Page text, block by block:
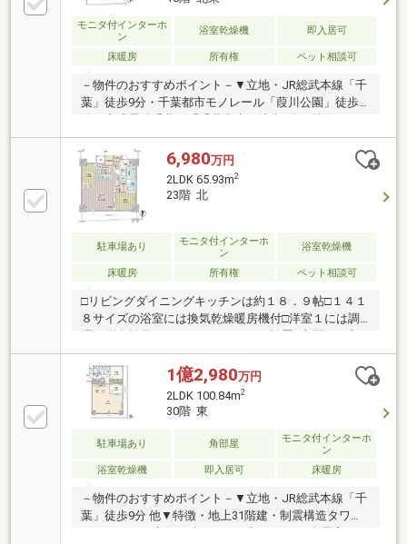
葉中央店・・・マンション内2F〇千葉セントラルパー
ククリニック・・・マンション内2F〇みどりクリニッ
ク 千葉中央・・マンション内3F〇院内小学校・・・徒
歩約13分（約1000m）〇椿森中学校・・・徒歩約20分
（約1600m）
モニタ付インターホ
ン
浴室乾燥機 即入居可
床暖房 所有権 ペット相談可
－物件のおすすめポイント－▼立地・JR総武本線「千
葉」徒歩9分・千葉都市モノレール「葭川公園」徒歩2
分・京成電鉄千葉線「千葉中央」徒歩5分▼特徴・
2023年11月築・ディスポーザー付の対面式キッチン・
約4.6帖のサービススペース有・SIC等、室内随所に収
納を設置・ペット飼育可(規約有)▼設備・床暖房
(LD)・浴室乾燥機・オートロック▼周辺環境・西友千
葉中央店 徒歩1分(約10m)・セブンイレブン千葉中央公
園店 徒歩1分(約40m)■ ご希望の住まい探しをお手伝い
します ━━━━━・・・物件の詳細・ご相談はお気軽
にお問い合わせください。
6,980万円
2LDK 65.93m2
23階 北
駐車場あり
モニタ付インターホ
ン
浴室乾燥機
床暖房 所有権 ペット相談可
□リビングダイニングキッチンは約１８．９帖□１４１
８サイズの浴室には換気乾燥暖房機付□洋室１には調
湿・脱臭効果のあるエコカラットを設置□玄関には収
納力のあるシューズインクローゼット□ハンドレスキ
ー、顔認証解錠採用□ホテルライクな内廊下設計□各階
ゴミステーション完備で２４時間ゴミ捨て可能（細則
有）□不在時に便利な宅配ボックス□コンシェルジュサ
ービス有□ライブラリーコーナー・パーティルーム・
キッズルーム・フィットネスルーム等の充実した共用
施設□１階部分に２４時間営業のスーパー（西友千葉
中央店）があり毎日の買い物に便利です
1億2,980万円
2LDK 100.84m2
30階 東
駐車場あり 角部屋
モニタ付インターホ
ン
浴室乾燥機
即入居可 床暖房
－物件のおすすめポイント－▼立地・JR総武本線「千
葉」徒歩9分 他▼特徴・地上31階建・制震構造タワー
マンション・専有面積100.84平米の2LDK・全居室がバ